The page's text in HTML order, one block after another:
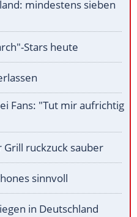
mindestens sieben
Stars heute
Fans: "Tut mir aufrichtig
ruckzuck sauber
sinnvoll
in Deutschland